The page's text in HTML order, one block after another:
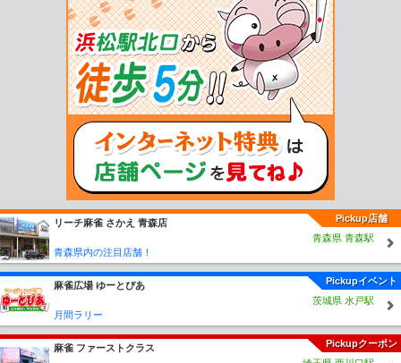
三毛門駅 吉富駅 桂川駅 筑前大分駅 九郎原駅 城戸南蔵院前駅
門松駅 長者原駅 原町駅 柚須駅 姪浜駅 下山門駅 今宿駅
周船寺駅 波多江駅 筑前前原駅 美咲が丘駅 加布里駅 一貴山駅
大入駅 福吉駅 鹿家駅 若松駅 藤ノ木駅 奥洞海駅 二島駅
中間駅 筑前垣生駅 鞍手駅 筑前植木駅 新入駅 直方駅
浦田駅 新飯塚駅 飯塚駅 天道駅 上穂波駅 筑前内野駅
南久留米駅 久留米大学前駅 御井駅 善導寺駅 筑後草野駅 田主丸駅
筑後大石駅 久留米高校前駅 石田駅 志井公園駅 志井駅
採銅所駅 香春駅 一本松駅 田川伊田駅 田川後藤寺駅
添田駅 豊前桝田駅 彦山駅 筑前岩屋駅 大行司駅
歓遊舎ひこさん駅
上三緒駅 下鴨生駅 筑前庄内駅 船尾駅 西戸崎駅
奈多駅 和白駅 香椎神宮駅 舞松原駅 土井駅 伊賀駅
恵駅
須恵中央駅 新原駅 宇美駅 西鉄福岡（天神）駅 薬院駅 西鉄平尾駅
高宮
駅
大橋駅 井尻駅 雑餉隈駅 春日原駅 都府楼前駅
西鉄二
日市駅
朝倉街道駅 大保駅
小郡
駅
西鉄小郡駅 端間駅 味坂駅 宮の陣駅 櫛原駅 西鉄久留米駅 花畑駅
試験場
前駅
津福駅 安武駅 大善寺駅 三潴駅 犬塚駅 大溝駅 八丁牟田駅 蒲池駅
矢
加部駅
西鉄渡瀬駅
永駅
東甘木駅 西鉄銀水駅
学
校前駅
古賀茶屋駅 北野駅 大城駅 金島駅 大堰駅 本郷駅 上浦駅 馬田駅
甘
木駅
貝塚駅 名島駅 香椎宮前駅 唐の原駅
三苫駅
Pickup店舗
リーチ麻雀 さかえ 青森店
青森県 青森駅
青森県内の注目店舗！
Pickupイベント
麻雀広場 ゆーとぴあ
茨城県 水戸駅
月間ラリー
Pickupクーポン
麻雀 ファーストクラス